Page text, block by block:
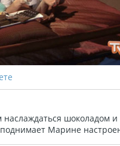
шоколадом и
Марине